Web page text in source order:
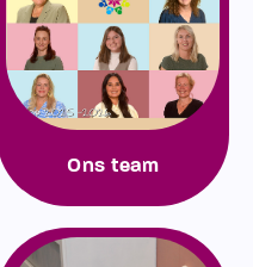
Ons team